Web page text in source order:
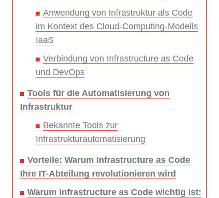
Anwendung von Infrastruktur als Code
im Kontext des Cloud-Computing-Modells
IaaS
Verbindung von Infrastructure as Code
und DevOps
Tools für die Automatisierung von
Infrastruktur
Bekannte Tools zur
Infrastrukturautomatisierung
Vorteile: Warum Infrastructure as Code
Ihre IT-Abteilung revolutionieren wird
Warum Infrastructure as Code wichtig ist: